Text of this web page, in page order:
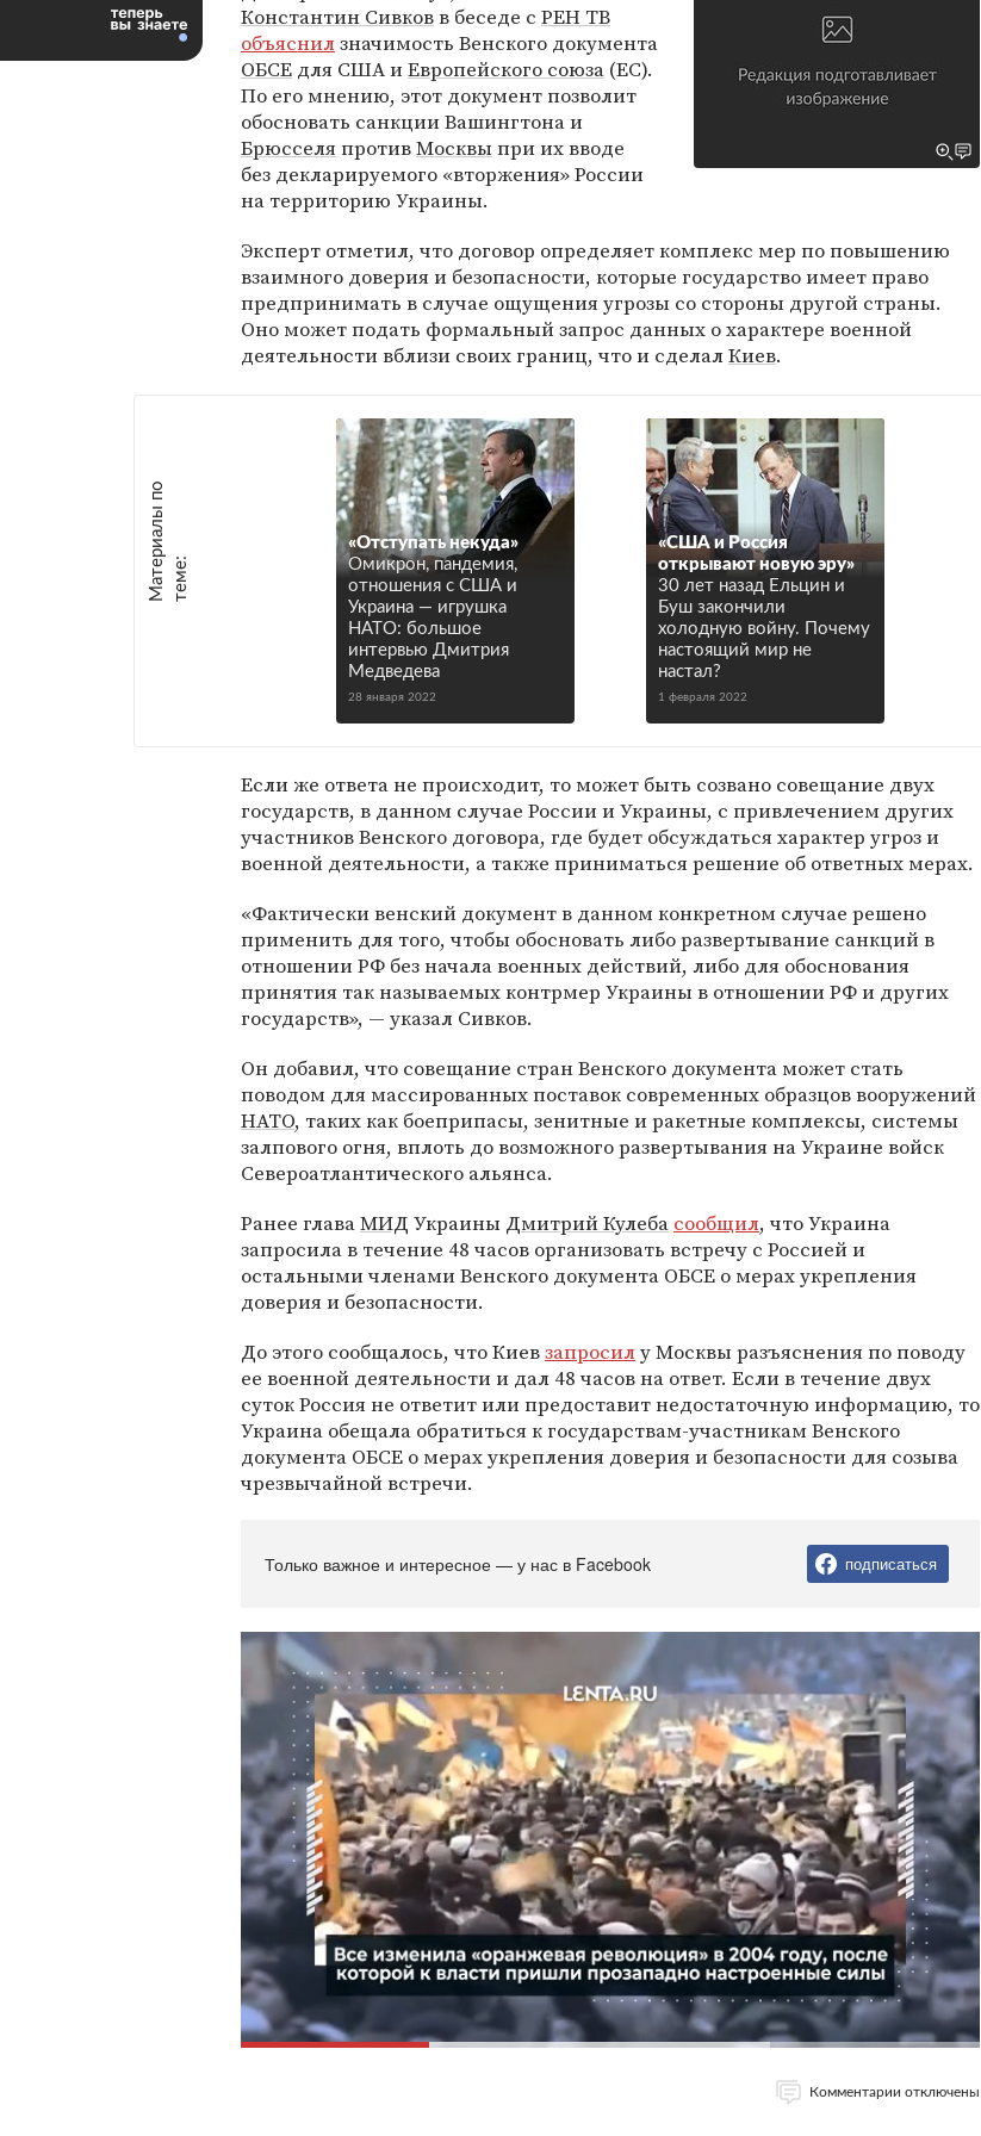
Константин Сивковв беседе с РЕН ТВ
объяснилзначимость Венского документа
ОБСЕ для США иЕвропейского союза (ЕС).
По его мнению, этот документ позволит
обосновать санкции Вашингтона и
БрюсселяпротивМосквыпри их вводе
без декларируемого «вторжения» России
на территорию Украины.
Эксперт отметил, что договор определяет комплекс мер по повышению
взаимного доверия и безопасности, которые государство имеет право
предпринимать в случае ощущения угрозы со стороны другой страны.
Оно может подать формальный запрос данных о характере военной
деятельности вблизи своих границ, что и сделалКиев.
М
а
т е
р
и
а
л
ы
п
о
т
е
м
е :
«Отступать некуда»
Омикрон, пандемия,
отношения с США и
Украина — игрушка
НАТО: большое
интервью Дмитрия
Медведева
28 января 2022
«США и Россия
открывают новую эру»
30 лет назад Ельцин и
Буш закончили
холодную войну. Почему
настоящий мир не
настал?
1 февраля 2022
Если же ответа не происходит, то может быть созвано совещание двух
государств, в данном случае России и Украины, с привлечением других
участников Венского договора, где будет обсуждаться характер угроз и
военной деятельности, а также приниматься решение об ответных мерах.
«Фактически венский документ в данном конкретном случае решено
применить для того, чтобы обосновать либо развертывание санкций в
отношении РФ без начала военных действий, либо для обоснования
принятия так называемых контрмер Украины в отношении РФ и других
государств», — указал Сивков.
Он добавил, что совещание стран Венского документа может стать
поводом для массированных поставок современных образцов вооружений
НАТО, таких как боеприпасы, зенитные и ракетные комплексы, системы
залпового огня, вплоть до возможного развертывания на Украине войск
Североатлантического альянса.
Ранее главаМИД Украины Дмитрий Кулеба сообщил, что Украина
запросила в течение 48 часов организовать встречу с Россией и
остальными членами Венского документа ОБСЕ о мерах укрепления
доверия и безопасности.
До этого сообщалось, что Киевзапросилу Москвы разъяснения по поводу
ее военной деятельности и дал 48 часов на ответ. Если в течение двух
суток Россия не ответит или предоставит недостаточную информацию, то
Украина обещала обратиться к государствам-участникам Венского
документа ОБСЕ о мерах укрепления доверия и безопасности для созыва
чрезвычайной встречи.
Только важное и интересное — у нас в Facebook подписаться
Комментарии отключены